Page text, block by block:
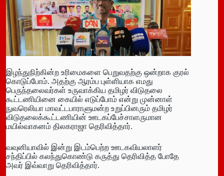
இழந்துநிற்கின்ற உரிமைகளை பெறுவதற்கு ஒன்றாக குரல்
கொடுப்போம். அதற்கு ஆரம்ப புள்ளியாக எமது
பெருந்தலைவர்கள் உருவாக்கிய தமிழர் விடுதலை
கூட்டணியினை கையில் எடுப்போம் என்று முன்னாள்
நுவரெலியா மாவட்டபாராளுமன்ற உறுப்பினரும் தமிழர்
விடுதலைக்கூட்டணியின் ஊடகப்பேச்சாளருமான
மயில்வாகனம் திலகராஜா தெரிவித்தார்.
வவுனியாவில் இன்று இடம்பெற்ற ஊடகவியலாளர்
சந்திப்பில் கலந்துகொண்டு கருத்து தெரிவித்த போதே
அவர் இவ்வாறு தெரிவித்தார்.